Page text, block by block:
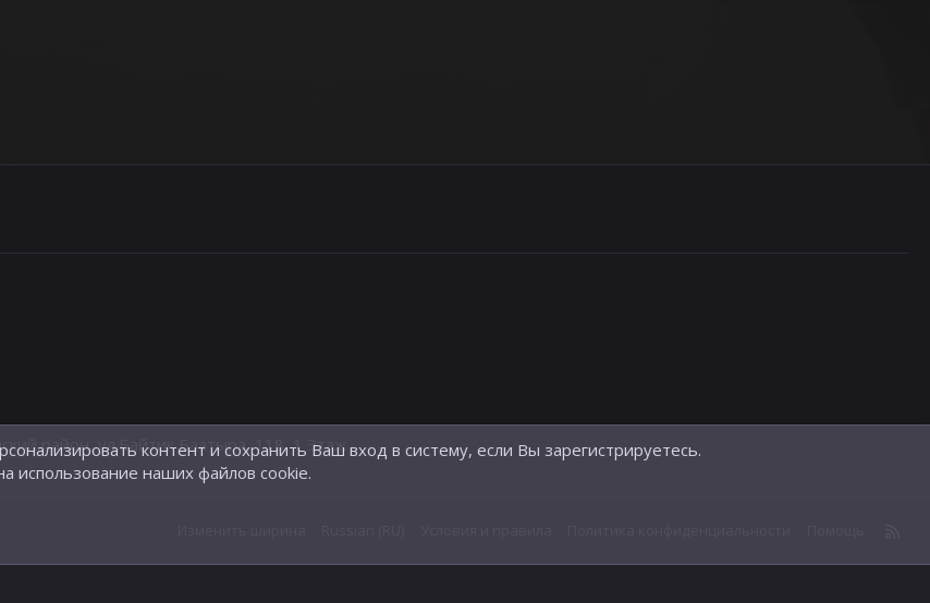
район, ул.Байтик Баатыра, 118, 1 Этаж
контент и сохранить Ваш вход в систему, если Вы зарегистрируетесь.
использование наших файлов cookie.